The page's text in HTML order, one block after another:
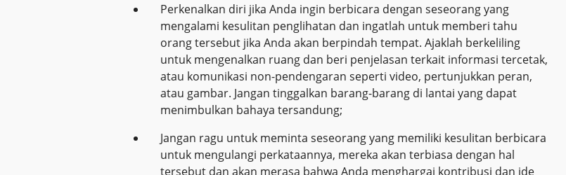
Perkenalkan diri jika Anda ingin berbicara dengan seseorang yang
mengalami kesulitan penglihatan dan ingatlah untuk memberi tahu
orang tersebut jika Anda akan berpindah tempat. Ajaklah berkeliling
untuk mengenalkan ruang dan beri penjelasan terkait informasi tercetak,
atau komunikasi non-pendengaran seperti video, pertunjukkan peran,
atau gambar. Jangan tinggalkan barang-barang di lantai yang dapat
menimbulkan bahaya tersandung;
Jangan ragu untuk meminta seseorang yang memiliki kesulitan berbicara
untuk mengulangi perkataannya, mereka akan terbiasa dengan hal
tersebut dan akan merasa bahwa Anda menghargai kontribusi dan ide